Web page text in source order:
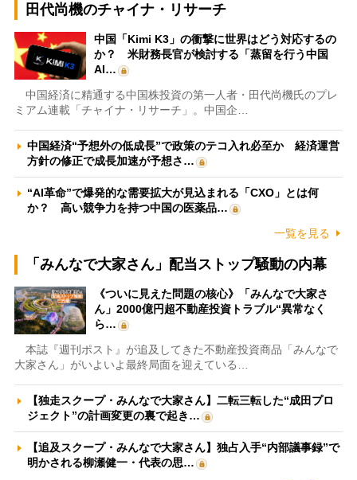
田代尚機のチャイナ・リサーチ
中国「Kimi K3」の衝撃に世界はどう対応するの
か？ 米財務長官が検討する「蒸留を行う中国
AI…
中国経済に精通する中国株投資の第一人者・田代尚機氏のプレ
ミアム連載「チャイナ・リサーチ」。中国企…
中国経済“予想外の低成長”で政策のテコ入れ必至か 経済運営
方針の修正で成長加速が予想さ…
“AI革命”で爆発的な需要拡大が見込まれる「CXO」とは何
か？ 高い競争力を持つ中国の医薬品…
一覧を見る
「みんなで大家さん」配当ストップ騒動の内幕
《ついに見えた問題の核心》「みんなで大家さ
ん」2000億円超不動産投資トラブル“異常なく
ら…
本誌『週刊ポスト』が追及してきた不動産投資商品「みんなで
大家さん」がいよいよ最終局面を迎えている…
【独走スクープ・みんなで大家さん】二転三転した“成田プロ
ジェクト”の計画変更の裏で起き…
【追及スクープ・みんなで大家さん】独占入手“内部議事録”で
明かされる柳瀬健一・代表の思…